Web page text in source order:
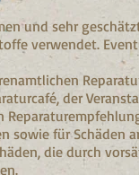
und sehr
verwendet.
der
sowie für Schäden
die durch